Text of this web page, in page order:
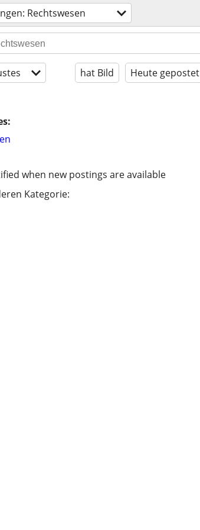
Rechtswesen
hat Bild Heute gepostet
when new postings are available
Kategorie: